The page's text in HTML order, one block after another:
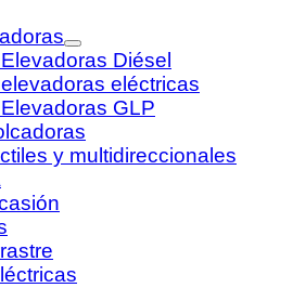
Diésel
eléctricas
GLP
y multidireccionales